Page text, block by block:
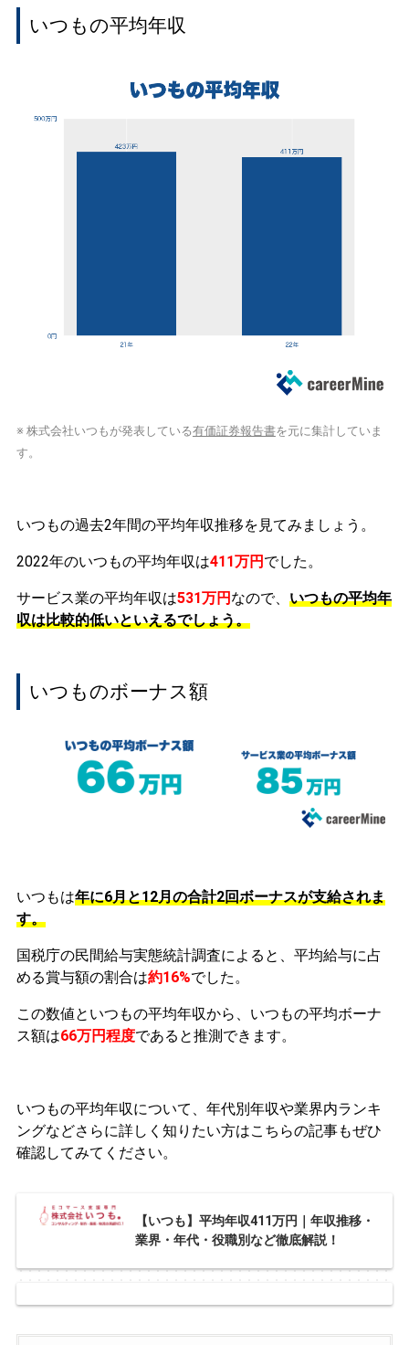
いつもの平均年収
※ 株式会社いつもが発表している有価証券報告書を元に集計していま
す。
いつもの過去2年間の平均年収推移を見てみましょう。
2022年のいつもの平均年収は411万円 でした。
サービス業の平均年収は531万円 なので、 いつもの平均年
収は比較的低いといえるでしょう。
いつものボーナス額
いつもは年に6月と12月の合計2回ボーナスが支給されま
す。
国税庁の民間給与実態統計調査によると、平均給与に占
める賞与額の割合は約16%でした。
この数値といつもの平均年収から、いつもの平均ボーナ
ス額は66万円程度であると推測できます。
いつもの平均年収について、年代別年収や業界内ランキ
ングなどさらに詳しく知りたい方はこちらの記事もぜひ
確認してみてください。
【いつも】平均年収411万円｜年収推移・
業界・年代・役職別など徹底解説！